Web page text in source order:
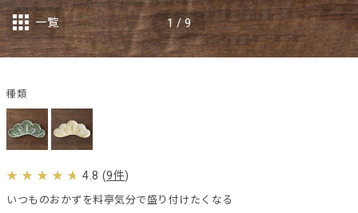
いつものおかずを料亭気分で盛り付けたくなる
4.8 (9件)
1 /9
一覧
種類